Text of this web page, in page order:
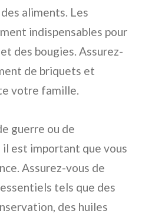
aliments. Les
indispensables pour
des bougies. Assurez-
de briquets et
votre famille.
guerre ou de
est important que vous
Assurez-vous de
tels que des
des huiles